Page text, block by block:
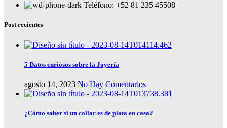
Teléfono: +52 81 235 45508
Post recientes
5 Datos curiosos sobre la Joyería
agosto 14, 2023 No Hay Comentarios
¿Cómo saber si un collar es de plata en casa?